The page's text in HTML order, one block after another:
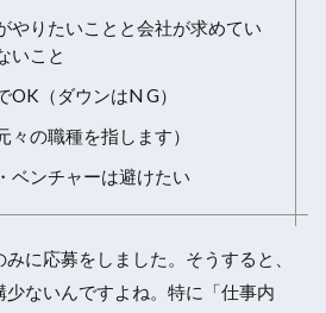
やりたいことと会社が求めてい
いこと
OK（ダウンはN G）
々の職種を指します）
ベンチャーは避けたい
に応募をしました。そうすると、
ないんですよね。特に「仕事内